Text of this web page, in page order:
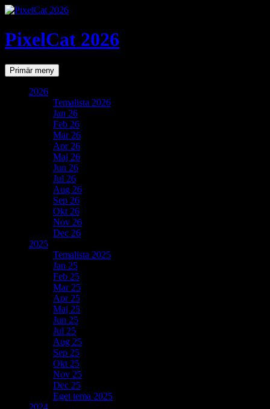
PixelCat 2026
SökPrimär meny Gå
till
2026
Temalista 2026
Jan 26
Feb 26
Mar 26
Apr 26
Maj 26
Jun 26
Jul 26
Aug 26
Sep 26
Okt 26
Nov 26
Dec 26
2025
Temalista 2025
Jan 25
Feb 25
Mar 25
Apr 25
Maj 25
Jun 25
Jul 25
Aug 25
Sep 25
Okt 25
Nov 25
Dec 25
Eget tema 2025
2024